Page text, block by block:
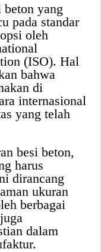
beton yang
pada standar
oleh
(ISO). Hal
bahwa
di
internasional
yang telah
besi beton,
harus
dirancang
ukuran
berbagai
dalam